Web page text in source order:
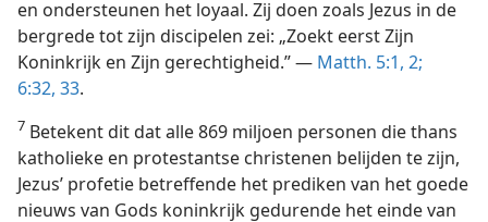
en ondersteunen het loyaal. Zij doen zoals Jezus in de
bergrede tot zijn discipelen zei: „Zoekt eerst Zijn
Koninkrijk en Zijn gerechtigheid.” — Matth. 5:1, 2;
6:32, 33.
7 Betekent dit dat alle 869 miljoen personen die thans
katholieke en protestantse christenen belijden te zijn,
Jezus’ profetie betreffende het prediken van het goede
nieuws van Gods koninkrijk gedurende het einde van